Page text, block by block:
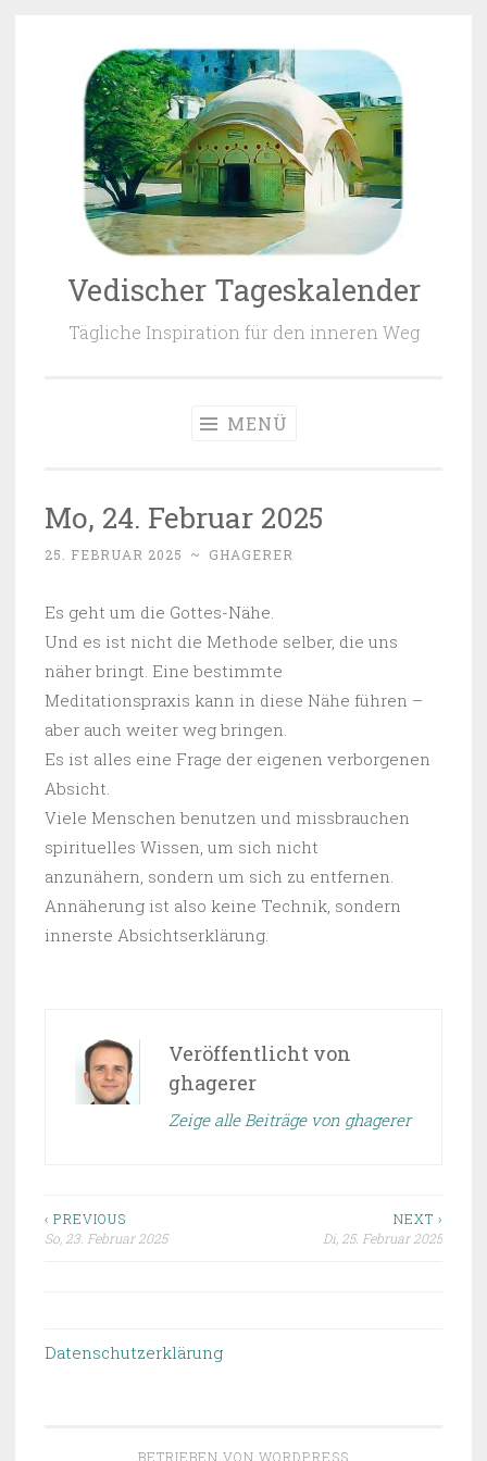
Zum Inhalt springen
Vedischer Tageskalender
Tägliche Inspiration für den inneren Weg
MENÜ
Mo, 24. Februar 2025
25. FEBRUAR 2025 ~ GHAGERER
Es geht um die Gottes-Nähe.
Und es ist nicht die Methode selber, die uns
näher bringt. Eine bestimmte
Meditationspraxis kann in diese Nähe führen –
aber auch weiter weg bringen.
Es ist alles eine Frage der eigenen verborgenen
Absicht.
Viele Menschen benutzen und missbrauchen
spirituelles Wissen, um sich nicht
anzunähern, sondern um sich zu entfernen.
Annäherung ist also keine Technik, sondern
innerste Absichtserklärung.
Veröffentlicht von
ghagerer
Zeige alle Beiträge von ghagerer
Beitragsnavigation
‹ PREVIOUS
So, 23. Februar 2025
NEXT ›
Di, 25. Februar 2025
Datenschutzerklärung
BETRIEBEN VON WORDPRESS